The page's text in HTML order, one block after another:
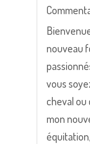
nouveau
vous
cheval ou
mon